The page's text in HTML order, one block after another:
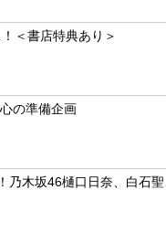
＜書店特典あり＞
の準備企画
乃木坂46樋口日奈、白石